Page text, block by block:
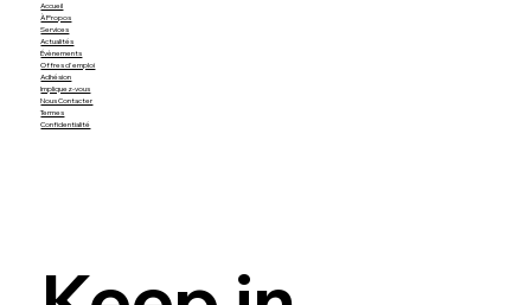
Accueil
À Propos
Services
Actualités
Évènements
Offres d'emploi
Adhésion
Impliquez-vous
Nous Contacter
Termes
Confidentialité